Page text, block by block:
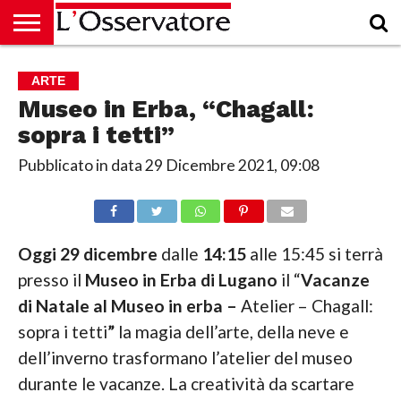
CULTURA
ECONOMIA
RUBRICHE
ARCHIVIO
PODCAST
ABBONAMENTO
CHI
SIAMO
ACCEDI
ARTE
Museo in Erba, “Chagall:
sopra i tetti”
Pubblicato in data29 Dicembre 2021, 09:08
Oggi 29 dicembre dalle 14:15alle 15:45 si terrà
presso il Museo in Erba di Lugano il “Vacanze
di Natale al Museo in erba – Atelier – Chagall:
sopra i tetti” la magia dell’arte, della neve e
dell’inverno trasformano l’atelier del museo
durante le vacanze. La creatività da scartare